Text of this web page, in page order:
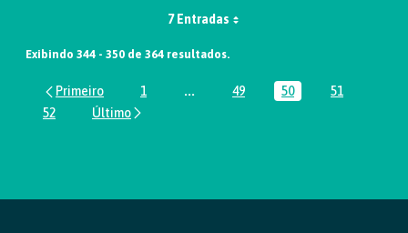
7 Entradas
Exibindo 344 - 350 de 364 resultados.
Página
1 ...Páginas intermediárias Usar ABA
Página
49 Página
50 Página
51
Página
52